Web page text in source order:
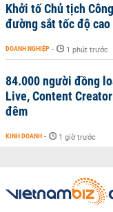
Khởi tố Chủ tịch
đường sắt tốc độ cao
DOANH NGHIỆP - 1 phút trước
84.000 người đồng
Live, Content
đêm
KINH DOANH - 1 giờ trước